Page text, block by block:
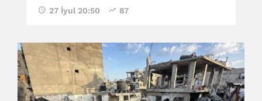
27 İyul 20:50 87